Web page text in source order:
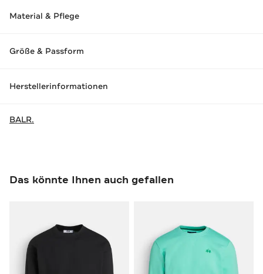
Material & Pflege
Größe & Passform
Herstellerinformationen
BALR.
Das könnte Ihnen auch gefallen